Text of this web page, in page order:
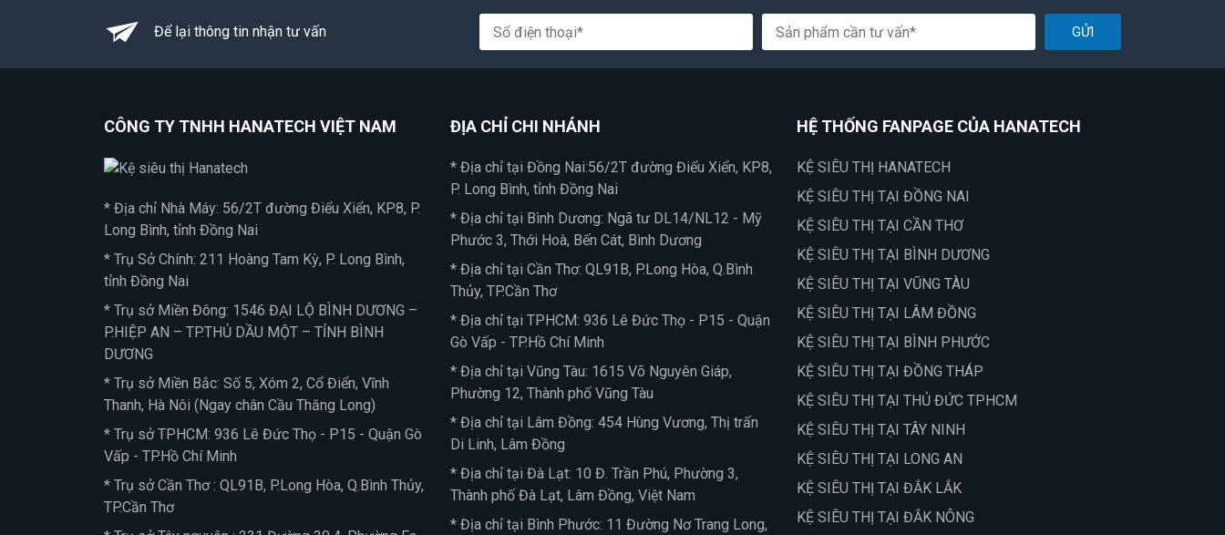
Để lại thông tin nhận tư vấn GỬI
CÔNG TY TNHH HANATECH VIỆT NAM
* Địa chỉ Nhà Máy: 56/2T đường Điểu Xiển, KP8, P.
Long Bình, tỉnh Đồng Nai
* Trụ Sở Chính: 211 Hoàng Tam Kỳ, P. Long Bình,
tỉnh Đồng Nai
* Trụ sở Miền Đông: 1546 ĐẠI LỘ BÌNH DƯƠNG –
P.HIỆP AN – TP.THỦ DẦU MỘT – TỈNH BÌNH
DƯƠNG
* Trụ sở Miền Bắc: Số 5, Xóm 2, Cổ Điển, Vĩnh
Thanh, Hà Nôi (Ngay chân Cầu Thăng Long)
* Trụ sở TPHCM: 936 Lê Đức Thọ - P15 - Quận Gò
Vấp - TP.Hồ Chí Minh
* Trụ sở Cần Thơ : QL91B, P.Long Hòa, Q.Bình Thủy,
TP.Cần Thơ
ĐỊA CHỈ CHI NHÁNH
* Địa chỉ tại Đồng Nai:56/2T đường Điểu Xiển, KP8,
P. Long Bình, tỉnh Đồng Nai
* Địa chỉ tại Bình Dương: Ngã tư DL14/NL12 - Mỹ
Phước 3, Thới Hoà, Bến Cát, Bình Dương
* Địa chỉ tại Cần Thơ: QL91B, P.Long Hòa, Q.Bình
Thủy, TP.Cần Thơ
* Địa chỉ tại TPHCM: 936 Lê Đức Thọ - P15 - Quận
Gò Vấp - TP.Hồ Chí Minh
* Địa chỉ tại Vũng Tàu: 1615 Võ Nguyên Giáp,
Phường 12, Thành phố Vũng Tàu
* Địa chỉ tại Lâm Đồng: 454 Hùng Vương, Thị trấn
Di Linh, Lâm Đồng
* Địa chỉ tại Đà Lạt: 10 Đ. Trần Phú, Phường 3,
Thành phố Đà Lạt, Lâm Đồng, Việt Nam
* Địa chỉ tại Bình Phước: 11 Đường Nơ Trang Long,
HỆ THỐNG FANPAGE CỦA HANATECH
KỆ SIÊU THỊ HANATECH
KỆ SIÊU THỊ TẠI ĐỒNG NAI
KỆ SIÊU THỊ TẠI CẦN THƠ
KỆ SIÊU THỊ TẠI BÌNH DƯƠNG
KỆ SIÊU THỊ TẠI VŨNG TÀU
KỆ SIÊU THỊ TẠI LÂM ĐỒNG
KỆ SIÊU THỊ TẠI BÌNH PHƯỚC
KỆ SIÊU THỊ TẠI ĐỒNG THÁP
KỆ SIÊU THỊ TẠI THỦ ĐỨC TPHCM
KỆ SIÊU THỊ TẠI TÂY NINH
KỆ SIÊU THỊ TẠI LONG AN
KỆ SIÊU THỊ TẠI ĐẮK LẮK
KỆ SIÊU THỊ TẠI ĐẮK NÔNG